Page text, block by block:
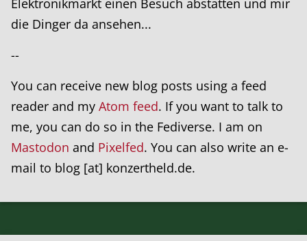
Elektronikmarkt einen Besuch abstatten und mir
die Dinger da ansehen...
--
You can receive new blog posts using a feed
reader and my Atom feed. If you want to talk to
me, you can do so in the Fediverse. I am on
Mastodon and Pixelfed. You can also write an e-
mail to blog [at] konzertheld.de.